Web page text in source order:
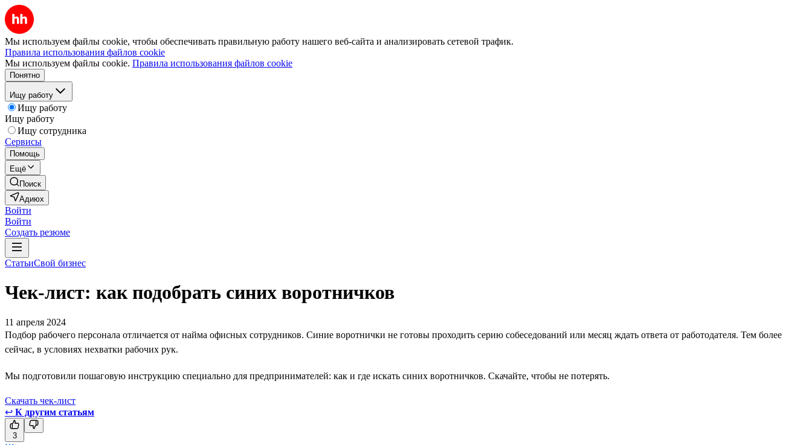
Мы используем файлы cookie, чтобы обеспечивать правильную работу нашего веб-сайта и анализировать сетевой трафик.
Правила использования файлов cookie
Мы используем файлы cookie. Правила использования файлов cookie
Понятно
Ищу работу
Ищу работу
Ищу работу
Ищу сотрудника
Сервисы
Помощь
Ещё
Поиск
Адиюх
Войти
Войти
Создать резюме
СтатьиСвой бизнес
Чек-лист: как подобрать синих воротничков
11 апреля 2024
Подбор рабочего персонала отличается от найма офисных сотрудников. Синие воротнички не готовы проходить серию собеседований или месяц ждать ответа от работодателя. Тем более
сейчас, в условиях нехватки рабочих рук.
Мы подготовили пошаговую инструкцию специально для предпринимателей: как и где искать синих воротничков. Скачайте, чтобы не потерять.
Скачать чек-лист
↩ К другим статьям
3